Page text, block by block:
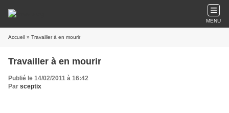
MENU
Accueil » Travailler à en mourir
Travailler à en mourir
Publié le 14/02/2011 à 16:42
Par sceptix